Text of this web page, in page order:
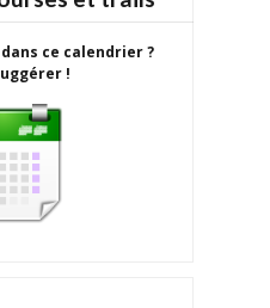
ce calendrier ?
!